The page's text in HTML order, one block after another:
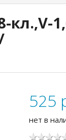
525
нет в